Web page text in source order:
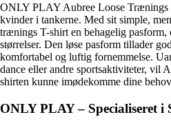
ONLY PLAY Aubree Loose Trænings
kvinder i tankerne. Med sit simple,
trænings T-shirt en behagelig pasform,
størrelser. Den løse pasform tillader
komfortabel og luftig fornemmelse.
dance eller andre sportsaktiviteter, vil
shirten kunne imødekomme dine
ONLY PLAY – Specialiseret